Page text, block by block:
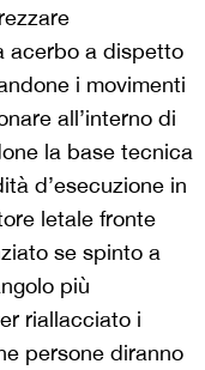
acerbo a dispetto
i movimenti
all’interno di
la base tecnica
d’esecuzione in
letale fronte
se spinto a
più
riallacciato i
persone diranno